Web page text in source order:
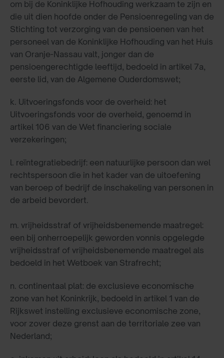
om bij de Koninklijke Hofhouding werkzaam te zijn en
die uit dien hoofde onder de Pensioenregeling van de
Stichting tot verzorging van de pensioenen van het
personeel van de Koninklijke Hofhouding van het Huis
van Oranje-Nassau valt, jonger dan de
pensioengerechtigde leeftijd, bedoeld in artikel 7a,
eerste lid, van de Algemene Ouderdomswet;
k. Uitvoeringsfonds voor de overheid: het
Uitvoeringsfonds voor de overheid, genoemd in
artikel 106 van de Wet financiering sociale
verzekeringen;
l. reïntegratiebedrijf: een natuurlijke persoon dan wel
rechtspersoon die in het kader van de uitoefening
van beroep of bedrijf de inschakeling van personen in
de arbeid bevordert.
m. vrijheidsstraf of vrijheidsbenemende maatregel:
een bij onherroepelijk geworden vonnis opgelegde
vrijheidsstraf of vrijheidsbenemende maatregel als
bedoeld in het Wetboek van Strafrecht;
n. continentaal plat: de exclusieve economische
zone van het Koninkrijk, bedoeld in artikel 1 van de
Rijkswet instelling exclusieve economische zone,
voor zover deze grenst aan de territoriale zee van
Nederland;